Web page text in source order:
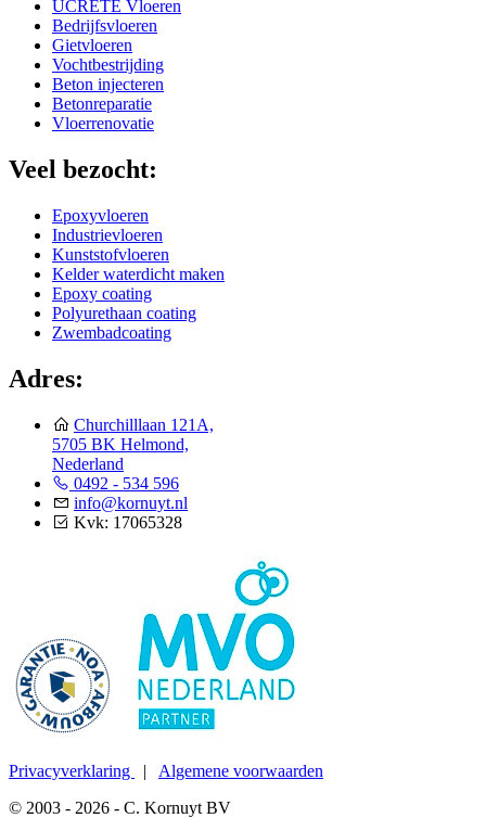
UCRETE Vloeren
Bedrijfsvloeren
Gietvloeren
Vochtbestrijding
Beton injecteren
Betonreparatie
Vloerrenovatie
Veel bezocht:
Epoxyvloeren
Industrievloeren
Kunststofvloeren
Kelder waterdicht maken
Epoxy coating
Polyurethaan coating
Zwembadcoating
Adres:
Churchilllaan 121A,
5705 BK Helmond,
Nederland
0492 - 534 596
info@kornuyt.nl
Kvk: 17065328
Privacyverklaring | Algemene voorwaarden
© 2003 - 2026 - C. Kornuyt BV